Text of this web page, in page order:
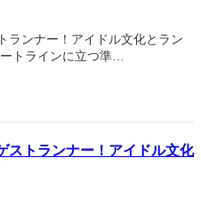
ランナー！アイドル文化とラン
トラインに立つ準…
ストランナー！アイドル文化